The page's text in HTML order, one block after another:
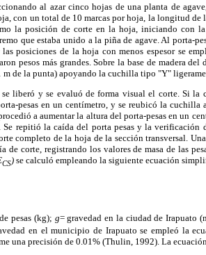
al azar cinco hojas de una planta de
con un total de 10 marcas por hoja, la longitud de
la posición de corte en la hoja, iniciando con
que estaba unido a la piña de agave. Al porta-
posiciones de la hoja con menos espesor se
pesos más grandes. Sobre la base de madera
m de la punta) apoyando la cuchilla tipo "Y"
liberó y se evaluó de forma visual el corte. Si la
pesas en un centímetro, y se reubicó la cuchilla
a aumentar la altura del porta-pesas en un
Se repitió la caída del porta pesas y la verificación
completo de la hoja de la sección transversal.
de corte, registrando los valores de masa de las
CS) se calculó empleando la siguiente ecuación
pesas (kg); g= gravedad en la ciudad de Irapuato
en el municipio de Irapuato se empleó la
una precisión de 0.01% (Thulin, 1992). La